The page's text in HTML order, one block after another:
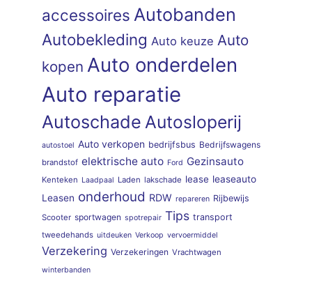
accessoires Autobanden
Autobekleding Auto keuze Auto
kopen Auto onderdelen
Auto reparatie
Autoschade Autosloperij
autostoel Auto verkopen bedrijfsbus Bedrijfswagens
brandstof elektrische auto Ford Gezinsauto
Kenteken Laadpaal Laden lakschade lease leaseauto
Leasen onderhoud RDW repareren Rijbewijs
Scooter sportwagen spotrepair Tips transport
tweedehands uitdeuken Verkoop vervoermiddel
Verzekering Verzekeringen Vrachtwagen
winterbanden